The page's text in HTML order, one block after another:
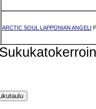
ARCTIC SOUL LAPPONIAN ANGELI